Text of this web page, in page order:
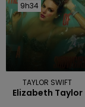
9h34
9h34
TAYLOR SWIFT
Elizabeth Taylor